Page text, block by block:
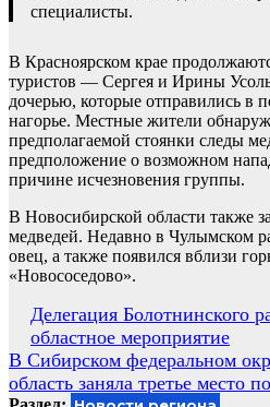
специалисты.
В Красноярском крае
туристов — Сергея и Ирины
дочерью, которые отправились в
нагорье. Местные жители
предполагаемой стоянки следы
предположение о возможном
причине исчезновения группы.
В Новосибирской области также
медведей. Недавно в Чулымском
овец, а также появился вблизи
«Новососедово».
Навигация
по
записям
Делегация Болотнинского
областное мероприятие
В Сибирском федеральном
область заняла третье место